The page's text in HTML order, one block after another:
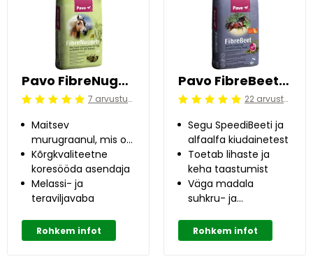
Pavo FibreNuggets 20 kg
Beoordeling: 5/5 7 arvustused
Maitsev
murugraanul, mis on
valmistatud Alpi
ürtidest ja heinast
Kõrgkvaliteetne
koresööda asendaja
Melassi- ja
teraviljavaba
Rohkem infot
Pavo FibreBeet 15 kg
Beoordeling: 5/5 22 arvustused
Segu SpeediBeeti ja
alfaalfa kiudainetest
Toetab lihaste ja
keha taastumist
Väga madala
suhkru- ja
Rohkem infot